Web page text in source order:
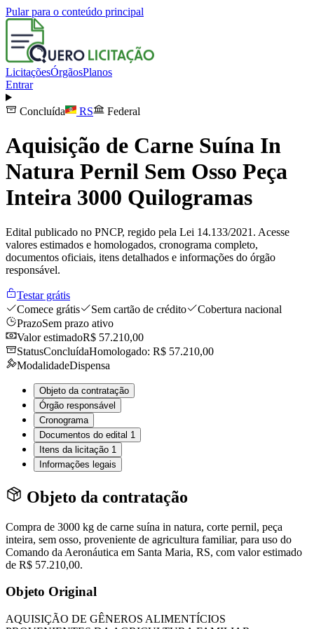
Pular para o conteúdo principal
LicitaçõesÓrgãosPlanos
Entrar
Concluída RS Federal
Aquisição de Carne Suína In
Natura Pernil Sem Osso Peça
Inteira 3000 Quilogramas
Edital publicado no PNCP, regido pela Lei 14.133/2021. Acesse
valores estimados e homologados, cronograma completo,
documentos oficiais, itens detalhados e informações do órgão
responsável.
Testar grátis
Comece grátis
Sem cartão de crédito
Cobertura nacional
PrazoSem prazo ativo
Valor estimadoR$ 57.210,00
StatusConcluídaHomologado: R$ 57.210,00
ModalidadeDispensa
Objeto da contratação
Órgão responsável
Cronograma
Documentos do edital 1
Itens da licitação 1
Informações legais
Objeto da contratação
Compra de 3000 kg de carne suína in natura, corte pernil, peça
inteira, sem osso, proveniente de agricultura familiar, para uso do
Comando da Aeronáutica em Santa Maria, RS, com valor estimado
de R$ 57.210,00.
Objeto Original
AQUISIÇÃO DE GÊNEROS ALIMENTÍCIOS